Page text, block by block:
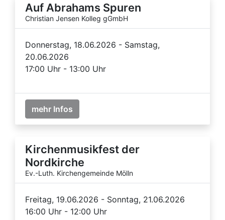
Auf Abrahams Spuren
Christian Jensen Kolleg gGmbH
Donnerstag, 18.06.2026 - Samstag,
20.06.2026
17:00 Uhr - 13:00 Uhr
mehr Infos
Kirchenmusikfest der
Nordkirche
Ev.-Luth. Kirchengemeinde Mölln
Freitag, 19.06.2026 - Sonntag, 21.06.2026
16:00 Uhr - 12:00 Uhr